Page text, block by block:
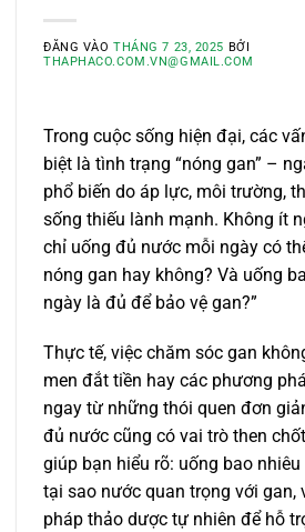
ĐĂNG VÀOTHÁNG 7 23, 2025 BỞI
THAPHACO.COM.VN@GMAIL.COM
Trong cuộc sống hiện đại, các
biệt là tình trạng “nóng gan” –
phổ biến do áp lực, môi trường,
sống thiếu lành mạnh. Không ít
chỉ uống đủ nước mỗi ngày có
nóng gan hay không? Và uống
ngày là đủ để bảo vệ gan?”
Thực tế, việc chăm sóc gan
men đắt tiền hay các phương
ngay từ những thói quen đơn
đủ nước cũng có vai trò then
giúp bạn hiểu rõ: uống bao
tại sao nước quan trọng với gan,
pháp thảo dược tự nhiên để hỗ